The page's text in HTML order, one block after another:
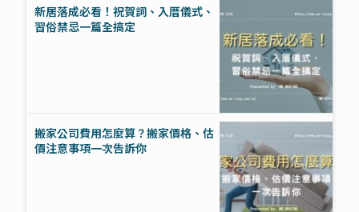
新居落成必看！祝賀詞、入厝儀式、
習俗禁忌一篇全搞定
搬家公司費用怎麼算？搬家價格、估
價注意事項一次告訴你